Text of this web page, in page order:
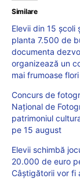
Similare
Elevii din 15 școli
planta 7.500 de
documenta
organizează un
mai frumoase flori
Concurs de
Național de
patrimoniul
pe 15 august
Elevii schimbă
20.000 de euro
Câștigătorii vor fi